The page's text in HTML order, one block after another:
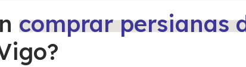
comprar persianas